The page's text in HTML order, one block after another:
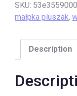
SKU:
małpka pluszak,
Description